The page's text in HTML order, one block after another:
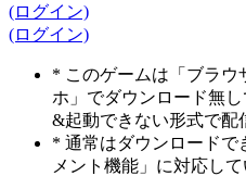
(ログイン)
(ログイン)
* このゲームは「ブラウ
ホ」でダウンロード無
&起動できない形式で配
* 通常はダウンロードで
メント機能」に対応し